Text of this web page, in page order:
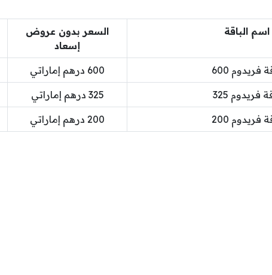
اسم الباقة
السعر بدون عروض
إسعاد
فريدوم 600 600 درهم إماراتي
فريدوم 325 325 درهم إماراتي
فريدوم 200 200 درهم إماراتي